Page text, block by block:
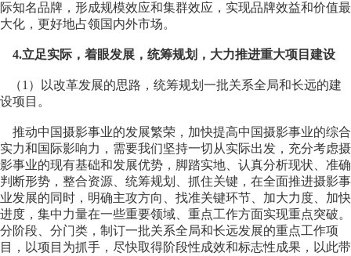
际知名品牌，形成规模效应和集群效应，实现品牌效益和价值最
大化，更好地占领国内外市场。
4.立足实际，着眼发展，统筹规划，大力推进重大项目建设
（1）以改革发展的思路，统筹规划一批关系全局和长远的建
设项目。
推动中国摄影事业的发展繁荣，加快提高中国摄影事业的综合
实力和国际影响力，需要我们坚持一切从实际出发，充分考虑摄
影事业的现有基础和发展优势，脚踏实地、认真分析现状、准确
判断形势，整合资源、统筹规划、抓住关键，在全面推进摄影事
业发展的同时，明确主攻方向、找准关键环节、加大力度、加快
进度，集中力量在一些重要领域、重点工作方面实现重点突破。
分阶段、分门类，制订一批关系全局和长远发展的重点工作项
目，以项目为抓手，尽快取得阶段性成效和标志性成果，以此带